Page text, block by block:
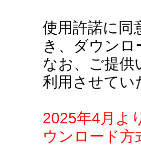
使用許諾に同
き、ダウン
なお、ご提供
利用させてい
2025年4月よ
ウンロード